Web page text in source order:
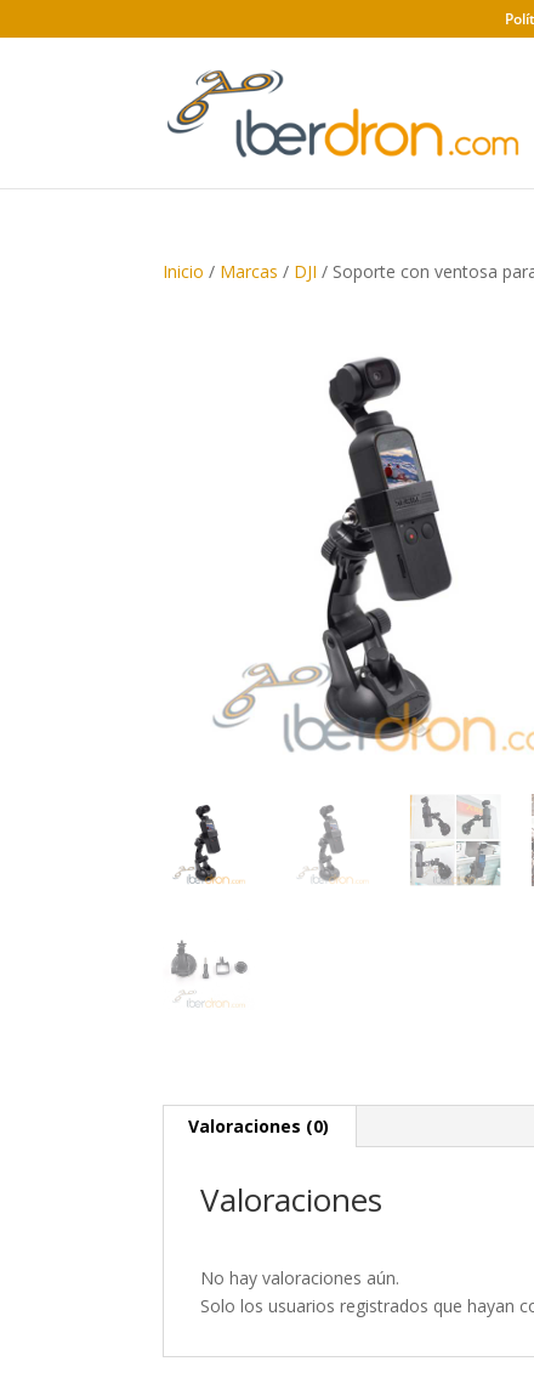
Inicio / Marcas / DJI / Soporte con ventosa
Valoraciones (0)
Valoraciones
No hay valoraciones aún.
Solo los usuarios registrados que hayan